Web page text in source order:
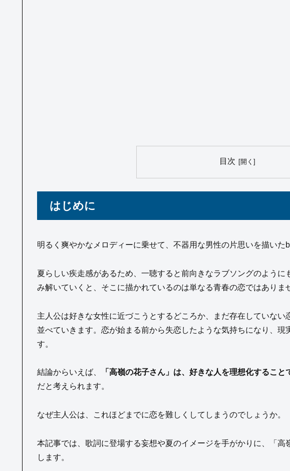
目次
はじめに
明るく爽やかなメロディーに乗せて、不器用な男性の片思いを描いた
夏らしい疾走感があるため、一聴すると前向きなラブソングのよう
み解いていくと、そこに描かれているのは単なる青春の恋ではありま
主人公は好きな女性に近づこうとするどころか、まだ存在していない
並べていきます。恋が始まる前から失恋したような気持ちになり、
す。
結論からいえば、
「高嶺の花子さん」は、好きな人を理想化するこ
だと考えられます。
なぜ主人公は、これほどまでに恋を難しくしてしまうのでしょうか。
本記事では、歌詞に登場する妄想や夏のイメージを手がかりに、「
します。